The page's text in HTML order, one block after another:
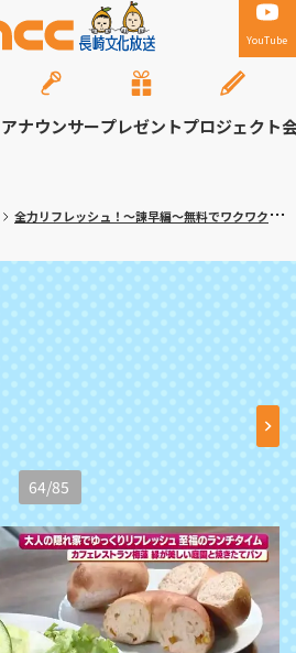
YouTube
アナウンサープレゼントプロジェクト
全力リフレッシュ！～諫早編～無料でワクワク体験！大人の隠れ家カフェも
64/85